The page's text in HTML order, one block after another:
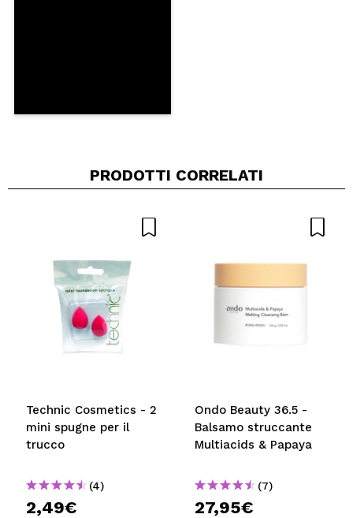
PRODOTTI CORRELATI
Technic Cosmetics - 2
mini spugne per il
trucco
(4)
2,49€
Ondo Beauty 36.5 -
Balsamo struccante
Multiacids & Papaya
(7)
27,95€